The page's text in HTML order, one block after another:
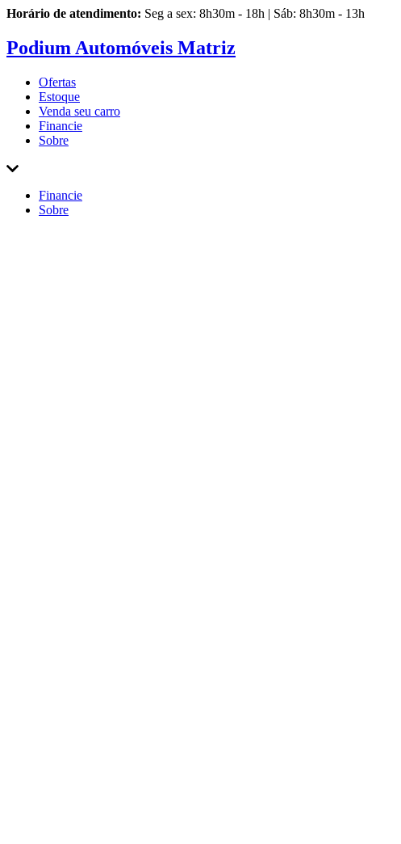
Horário de atendimento: Seg a sex: 8h30m - 18h | Sáb: 8h30m - 13h
Podium Automóveis Matriz
Ofertas
Estoque
Venda seu carro
Financie
Sobre
Financie
Sobre